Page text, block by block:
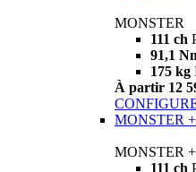
MONSTER
111 ch
91,1
175 kg
À partir 12
MONSTER +
MONSTER +
111 ch